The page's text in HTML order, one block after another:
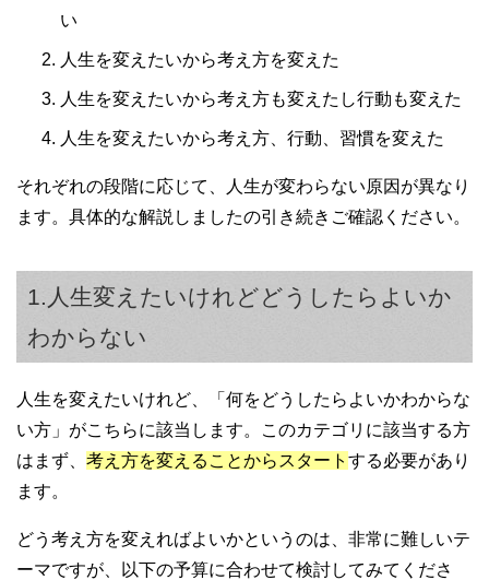
い
人生を変えたいから考え方を変えた
人生を変えたいから考え方も変えたし行動も変えた
人生を変えたいから考え方、行動、習慣を変えた
それぞれの段階に応じて、人生が変わらない原因が異なり
ます。具体的な解説しましたの引き続きご確認ください。
1.人生変えたいけれどどうしたらよいか
わからない
人生を変えたいけれど、「何をどうしたらよいかわからな
い方」がこちらに該当します。このカテゴリに該当する方
はまず、 考え方を変えることからスタート する必要があり
ます。
どう考え方を変えればよいかというのは、非常に難しいテ
ーマですが、以下の予算に合わせて検討してみてくださ